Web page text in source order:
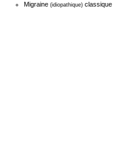
Migraine (idiopathique) classique